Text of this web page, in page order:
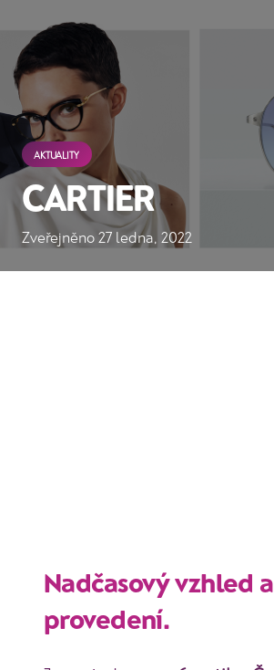
AKTUALITY
CARTIER
Zveřejněno 27 ledna, 2022
Nadčasový vzhled
provedení.